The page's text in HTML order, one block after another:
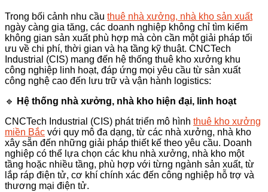
Trong bối cảnh nhu cầu thuê nhà xưởng, nhà kho sản xuất
ngày càng gia tăng, các doanh nghiệp không chỉ tìm kiếm
không gian sản xuất phù hợp mà còn cần một giải pháp tối
ưu về chi phí, thời gian và hạ tầng kỹ thuật. CNCTech
Industrial (CIS) mang đến hệ thống thuê kho xưởng khu
công nghiệp linh hoạt, đáp ứng mọi yêu cầu từ sản xuất
công nghệ cao đến lưu trữ và vận hành logistics:
🔹
Hệ thống nhà xưởng, nhà kho hiện đại, linh hoạt
CNCTech Industrial (CIS) phát triển mô hình thuê kho xưởng
miền Bắc với quy mô đa dạng, từ các nhà xưởng, nhà kho
xây sẵn đến những giải pháp thiết kế theo yêu cầu. Doanh
nghiệp có thể lựa chọn các khu nhà xưởng, nhà kho một
tầng hoặc nhiều tầng, phù hợp với từng ngành sản xuất, từ
lắp ráp điện tử, cơ khí chính xác đến công nghiệp hỗ trợ và
thương mại điện tử.